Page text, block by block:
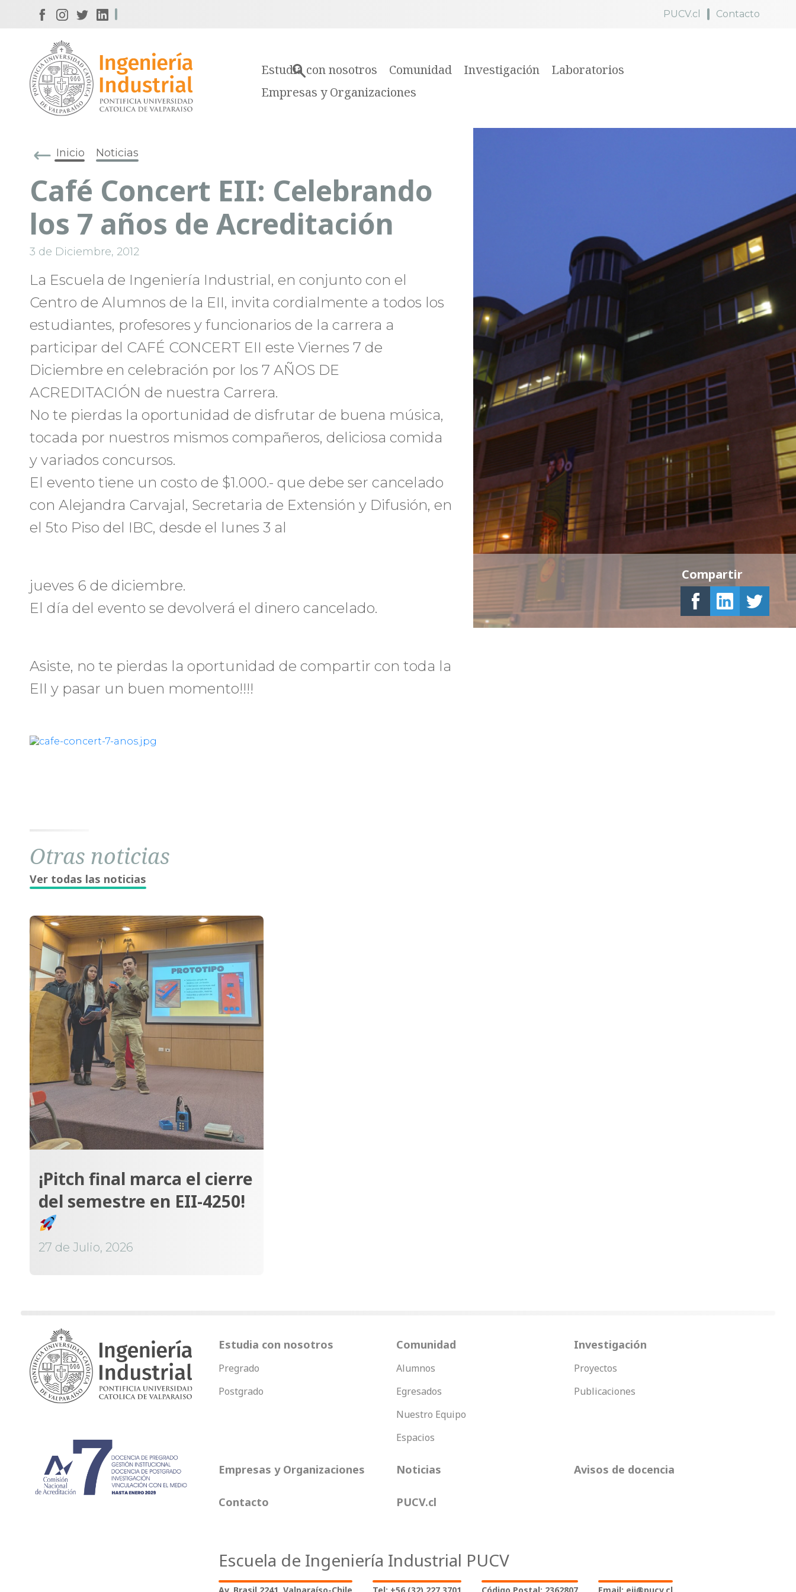
PUCV.cl Contacto
Estudia con nosotros Comunidad Investigación
Laboratorios
Empresas y Organizaciones
Inicio Noticias
Café Concert EII: Celebrando
los 7 años de Acreditación
3 de Diciembre, 2012
La Escuela de Ingeniería Industrial, en conjunto con el
Centro de Alumnos de la EII, invita cordialmente a todos los
estudiantes, profesores y funcionarios de la carrera a
participar del CAFÉ CONCERT EII este Viernes 7 de
Diciembre en celebración por los 7 AÑOS DE
ACREDITACIÓN de nuestra Carrera.
No te pierdas la oportunidad de disfrutar de buena música,
tocada por nuestros mismos compañeros, deliciosa comida
y variados concursos.
El evento tiene un costo de $1.000.- que debe ser cancelado
con Alejandra Carvajal, Secretaria de Extensión y Difusión, en
el 5to Piso del IBC, desde el lunes 3 al
jueves 6 de diciembre.
El día del evento se devolverá el dinero cancelado.
Asiste, no te pierdas la oportunidad de compartir con toda la
EII y pasar un buen momento!!!!
Compartir
Otras noticias
Ver todas las noticias
¡Pitch final marca el cierre
del semestre en EII-4250!
27 de Julio, 2026
Estudia con nosotros
Pregrado
Postgrado
Comunidad
Alumnos
Egresados
Nuestro Equipo
Espacios
Investigación
Proyectos
Publicaciones
Empresas y Organizaciones Noticias Avisos de docencia
Contacto PUCV.cl
Escuela de Ingeniería Industrial PUCV